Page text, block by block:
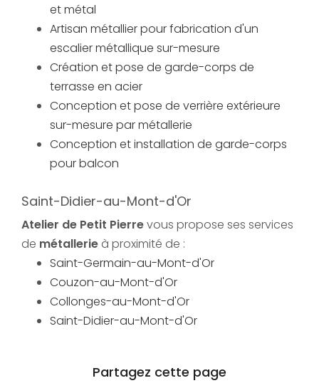
et métal
Artisan métallier pour fabrication d'un
escalier métallique sur-mesure
Création et pose de garde-corps de
terrasse en acier
Conception et pose de verrière extérieure
sur-mesure par métallerie
Conception et installation de garde-corps
pour balcon
Saint-Didier-au-Mont-d'Or
Atelier de Petit Pierrevous propose ses services
de métallerie à proximité de :
Saint-Germain-au-Mont-d'Or
Couzon-au-Mont-d'Or
Collonges-au-Mont-d'Or
Saint-Didier-au-Mont-d'Or